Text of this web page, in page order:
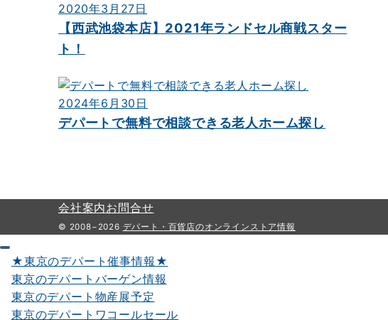
ョ
ン
2020年3月27日
【西武池袋本店】2021年ランドセル商戦スター
ト！
2024年6月30日
デパートで無料で相談できる老人ホーム探し
会社案内お問合せ
© 2008−2026 デパート・百貨店のオンラインストア情報
★東京のデパート催事情報★
東京のデパートバーゲン情報
東京のデパート物産展予定
東京のデパートワコールセール